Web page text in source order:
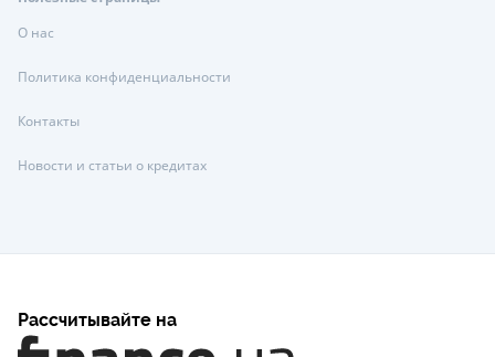
О нас
Политика конфиденциальности
Контакты
Новости и статьи о кредитах
Рассчитывайте на